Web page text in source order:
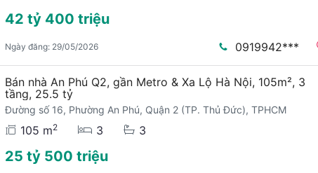
42 tỷ 400 triệu
Ngày đăng: 29/05/2026 0919942***
Bán nhà An Phú Q2, gần Metro & Xa Lộ Hà Nội, 105m², 3
tầng, 25.5 tỷ
Đường số 16, Phường An Phú, Quận 2 (TP. Thủ Đức), TPHCM
105 m2 3 3
25 tỷ 500 triệu